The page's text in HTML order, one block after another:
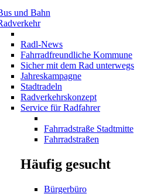
und Bahn
Radl-News
Fahrradfreundliche Kommune
Sicher mit dem Rad unterwegs
Jahreskampagne
Stadtradeln
Radverkehrskonzept
Service für Radfahrer
Fahrradstraße Stadtmitte
Fahrradstraßen
Häufig gesucht
Bürgerbüro